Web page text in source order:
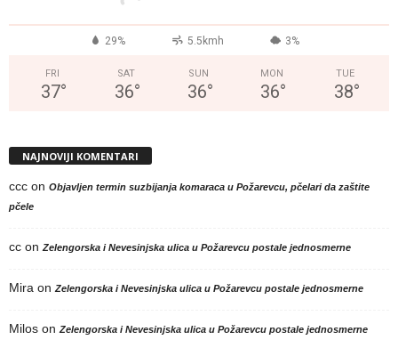
29% 5.5kmh 3%
FRI
37°
SAT
36°
SUN
36°
MON
36°
TUE
38°
NAJNOVIJI KOMENTARI
ccc on Objavljen termin suzbijanja komaraca u Požarevcu, pčelari da zaštite
pčele
cc on Zelengorska i Nevesinjska ulica u Požarevcu postale jednosmerne
Mira on Zelengorska i Nevesinjska ulica u Požarevcu postale jednosmerne
Milos on Zelengorska i Nevesinjska ulica u Požarevcu postale jednosmerne